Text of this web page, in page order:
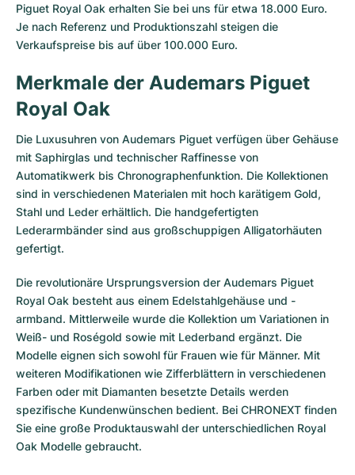
Piguet Royal Oak erhalten Sie bei uns für etwa 18.000 Euro.
Je nach Referenz und Produktionszahl steigen die
Verkaufspreise bis auf über 100.000 Euro.
Merkmale der Audemars Piguet
Royal Oak
Die Luxusuhren von Audemars Piguet verfügen über Gehäuse
mit Saphirglas und technischer Raffinesse von
Automatikwerk bis Chronographenfunktion. Die Kollektionen
sind in verschiedenen Materialen mit hoch karätigem Gold,
Stahl und Leder erhältlich. Die handgefertigten
Lederarmbänder sind aus großschuppigen Alligatorhäuten
gefertigt.
Die revolutionäre Ursprungsversion der Audemars Piguet
Royal Oak besteht aus einem Edelstahlgehäuse und -
armband. Mittlerweile wurde die Kollektion um Variationen in
Weiß- und Roségold sowie mit Lederband ergänzt. Die
Modelle eignen sich sowohl für Frauen wie für Männer. Mit
weiteren Modifikationen wie Zifferblättern in verschiedenen
Farben oder mit Diamanten besetzte Details werden
spezifische Kundenwünschen bedient. Bei CHRONEXT finden
Sie eine große Produktauswahl der unterschiedlichen Royal
Oak Modelle gebraucht.